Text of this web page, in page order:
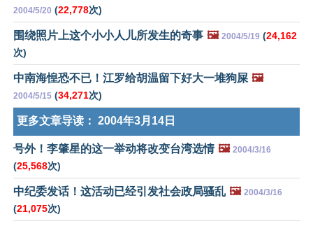
2004/5/20 (22,778次)
围绕照片上这个小小人儿所发生的奇事 🖼️ 2004/5/19 (24,162
次)
中南海惶恐不已！江罗给胡温留下好大一堆狗屎 🖼️
2004/5/15 (34,271次)
更多文章导读： 2004年3月14日
号外！李肇星的这一举动将改变台湾选情 🖼️ 2004/3/16
(25,568次)
中纪委发话！这活动已经引发社会政局骚乱 🖼️ 2004/3/16
(21,075次)